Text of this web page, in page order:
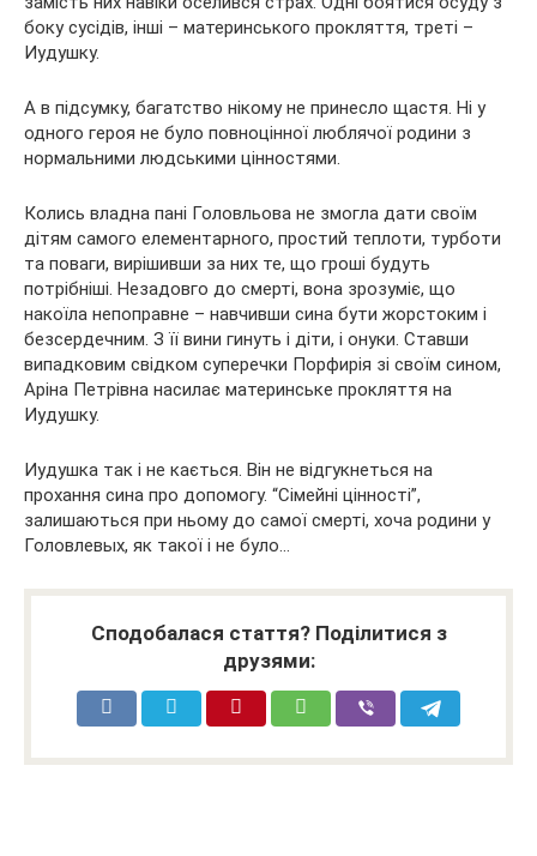
боку сусідів, інші – материнського прокляття, треті –
Иудушку.
А в підсумку, багатство нікому не принесло щастя. Ні у
одного героя не було повноцінної люблячої родини з
нормальними людськими цінностями.
Колись владна пані Головльова не змогла дати своїм
дітям самого елементарного, простий теплоти, турботи
та поваги, вирішивши за них те, що гроші будуть
потрібніші. Незадовго до смерті, вона зрозуміє, що
накоїла непоправне – навчивши сина бути жорстоким і
безсердечним. З її вини гинуть і діти, і онуки. Ставши
випадковим свідком суперечки Порфирія зі своїм сином,
Аріна Петрівна насилає материнське прокляття на
Иудушку.
Иудушка так і не кається. Він не відгукнеться на
прохання сина про допомогу. “Сімейні цінності”,
залишаються при ньому до самої смерті, хоча родини у
Головлевых, як такої і не було…
Сподобалася стаття? Поділитися з
друзями: